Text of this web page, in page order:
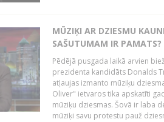
MŪZIĶI AR DZIESMU
SAŠUTUMAM IR PAMATS?
Pēdējā pusgada laikā arvien
prezidenta kandidāts Donalds
atļaujas izmanto mūziķu
Oliver" ietvaros tika apskatīti
mūziķu dziesmas. Šovā ir laba
mūziķi savu protestu pauž